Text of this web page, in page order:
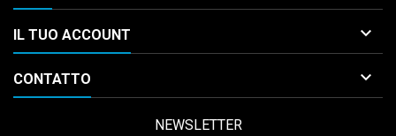
IL TUO ACCOUNT 
CONTATTO 
NEWSLETTER